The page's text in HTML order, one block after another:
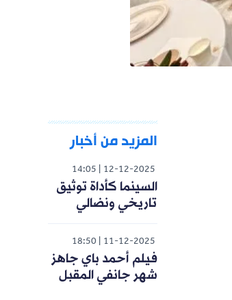
المزيد من أخبار
12-12-2025
14:05
السينما كأداة توثيق
تاريخي ونضالي
11-12-2025
18:50
فيلم أحمد باي جاهز
شهر جانفي المقبل